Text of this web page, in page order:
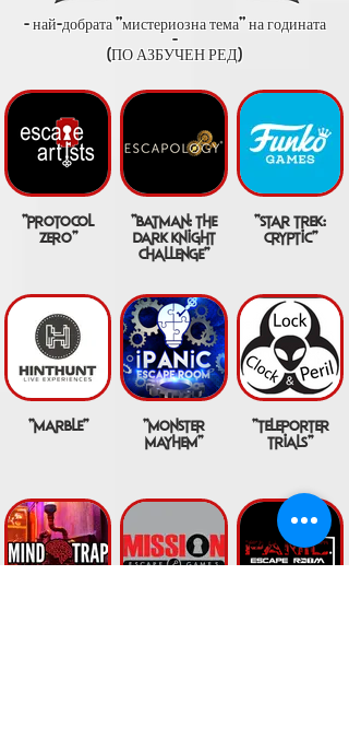
- най-добрата "мистериозна тема" на годината
-
(ПО АЗБУЧЕН РЕД)
"protocol
zero"
"batman: the
dark knight
challenge"
"star trek:
cryptic"
"marble"
"monster
mayhem"
"teleporter
trials"